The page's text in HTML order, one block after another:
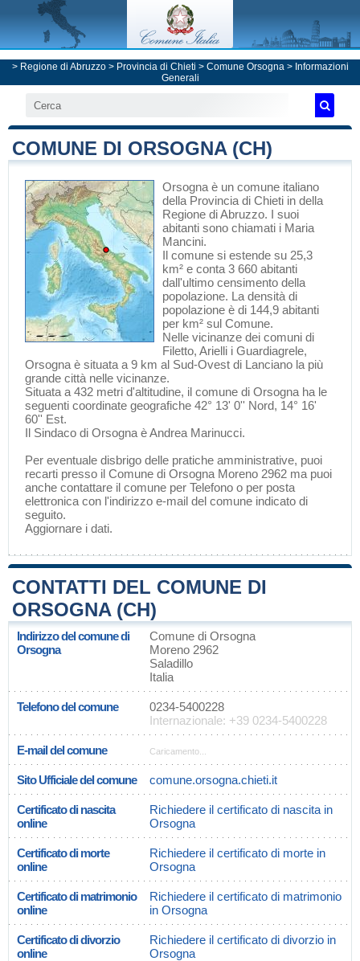
> Regione di Abruzzo> Provincia di Chieti > Comune Orsogna> Informazioni
Generali
COMUNE DI ORSOGNA (CH)
Orsogna è un comune italiano
della Provincia di Chieti in della
Regione di Abruzzo. I suoi
abitanti sono chiamati i Maria
Mancini.
Il comune si estende su 25,3
km² e conta 3 660 abitanti
dall'ultimo censimento della
popolazione. La densità di
popolazione è di 144,9 abitanti
per km² sul Comune.
Nelle vicinanze dei comuni di
Filetto, Arielli i Guardiagrele,
Orsogna è situata a 9 km al Sud-Ovest di Lanciano la più
grande città nelle vicinanze.
Situata a 432 metri d'altitudine, il comune di Orsogna ha le
seguenti coordinate geografiche 42° 13' 0'' Nord, 14° 16'
60'' Est.
Il Sindaco di Orsogna è Andrea Marinucci.
Per eventuale disbrigo delle pratiche amministrative, puoi
recarti presso il Comune di Orsogna Moreno 2962 ma puoi
anche contattare il comune per Telefono o per posta
elettronica con l'indirizzo e-mail del comune indicato di
seguito.
Aggiornare i dati.
CONTATTI DEL COMUNE DI
ORSOGNA (CH)
Indirizzo del comune di
Orsogna
Comune di Orsogna
Moreno 2962
Saladillo
Italia
Telefono del comune
0234-5400228
Internazionale: +39 0234-5400228
E-mail del comune Caricamento...
Sito Ufficiale del comune comune.orsogna.chieti.it
Certificato di nascita
online
Richiedere il certificato di nascita in
Orsogna
Certificato di morte
online
Richiedere il certificato di morte in
Orsogna
Certificato di matrimonio
online
Richiedere il certificato di matrimonio
in Orsogna
Certificato di divorzio
online
Richiedere il certificato di divorzio in
Orsogna